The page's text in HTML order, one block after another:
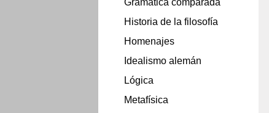
Historia de la filosofía
Homenajes
Idealismo alemán
Lógica
Metafísica